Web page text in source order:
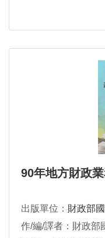
90年地方財政
出版單位： 財政部
作/編/譯者：財政部